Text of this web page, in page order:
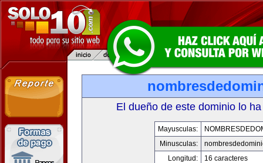
El dueño de este dominio lo
Mayusculas:
Minusculas:
Longitud:
16 caracteres